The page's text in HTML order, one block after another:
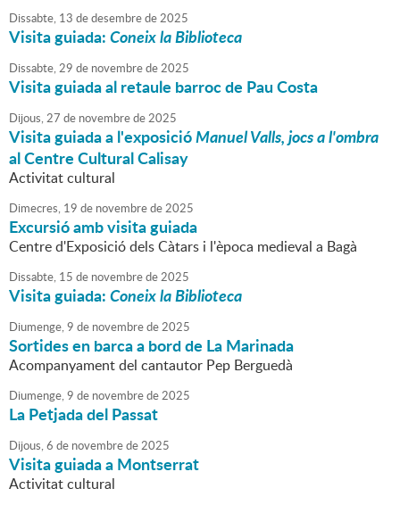
Dissabte, 13 dedesembrede2025
Visita guiada:Coneix la Biblioteca
Dissabte,29 de novembrede2025
Visita guiada al retaule barroc de Pau Costa
Dijous,27 de novembrede2025
Visita guiada a l'exposicióManuel Valls, jocs a l'ombra
al Centre Cultural Calisay
Activitat cultural
Dimecres, 19 de novembrede2025
Excursió amb visita guiada
Centre d'Exposició dels Càtars i l'època medieval a Bagà
Dissabte, 15 de novembrede2025
Visita guiada:Coneix la Biblioteca
Diumenge,9 de novembrede2025
Sortides en barca a bord de La Marinada
Acompanyament del cantautor Pep Berguedà
Diumenge,9 de novembrede2025
La Petjada del Passat
Dijous,6 de novembrede2025
Visita guiada a Montserrat
Activitat cultural